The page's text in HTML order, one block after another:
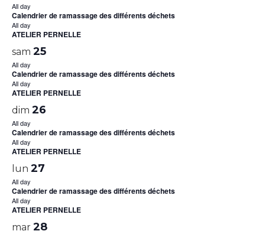
All day
Calendrier de ramassage des différents déchets
All day
ATELIER PERNELLE
sam 25
All day
Calendrier de ramassage des différents déchets
All day
ATELIER PERNELLE
dim 26
All day
Calendrier de ramassage des différents déchets
All day
ATELIER PERNELLE
lun 27
All day
Calendrier de ramassage des différents déchets
All day
ATELIER PERNELLE
mar 28